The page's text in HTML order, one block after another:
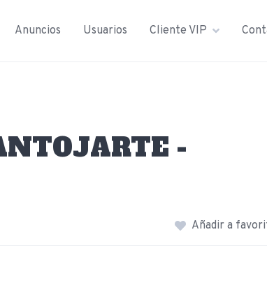
Anuncios Usuarios Cliente VIP
-
Añadir a